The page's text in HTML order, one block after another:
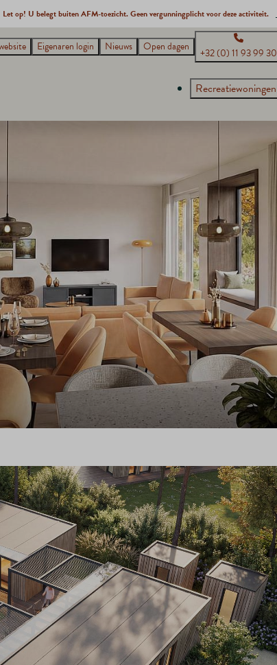
Let op! U belegt buiten AFM-toezicht. Geen vergunningplicht voor deze activiteit.
Eigenaren login Nieuws Open dagen +32 (0) 11 93 99 30
Recreatiewoningen